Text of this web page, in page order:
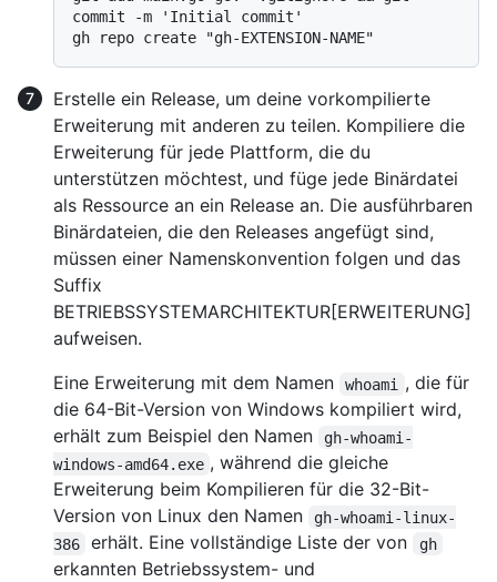
commit -m 'Initial commit'
Erstelle ein Release, um deine vorkompilierte
Erweiterung mit anderen zu teilen. Kompiliere die
Erweiterung für jede Plattform, die du
unterstützen möchtest, und füge jede Binärdatei
als Ressource an ein Release an. Die ausführbaren
Binärdateien, die den Releases angefügt sind,
müssen einer Namenskonvention folgen und das
Suffix
BETRIEBSSYSTEMARCHITEKTUR[ERWEITERUNG]
aufweisen.
Eine Erweiterung mit dem Namen
whoami
, die für
die 64-Bit-Version von Windows kompiliert wird,
erhält zum Beispiel den Namen
gh-whoami-
windows-amd64.exe , während die gleiche
Erweiterung beim Kompilieren für die 32-Bit-
Version von Linux den Namen
gh-whoami-linux-
386
erhält. Eine vollständige Liste der von gh
erkannten Betriebssystem- und